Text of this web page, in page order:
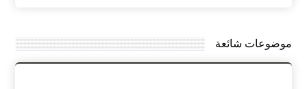
موضوعات شائعة